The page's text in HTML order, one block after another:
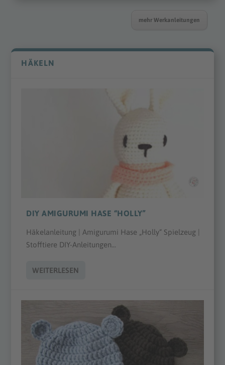
mehr Werkanleitungen
HÄKELN
DIY AMIGURUMI HASE “HOLLY”
Häkelanleitung | Amigurumi Hase „Holly“ Spielzeug |
Stofftiere DIY-Anleitungen...
WEITERLESEN